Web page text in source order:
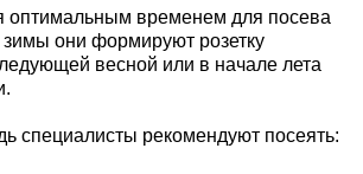
оптимальным временем для посева
зимы они формируют розетку
весной или в начале лета
специалисты рекомендуют посеять: